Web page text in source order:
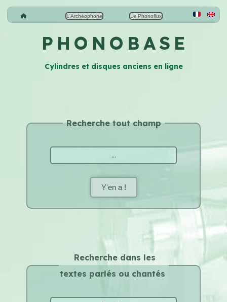
L'Archéophone Le Phonoflux
P H O N O B A S E
Cylindres et disques anciens en ligne
Recherche tout champ
Y'en a !
Recherche dans les
textes parlés ou chantés